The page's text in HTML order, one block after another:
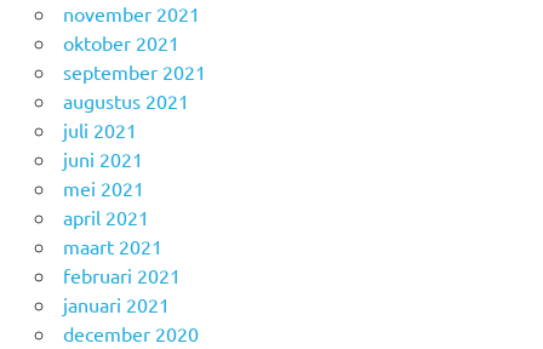
november 2021
oktober 2021
september 2021
augustus 2021
juli 2021
juni 2021
mei 2021
april 2021
maart 2021
februari 2021
januari 2021
december 2020